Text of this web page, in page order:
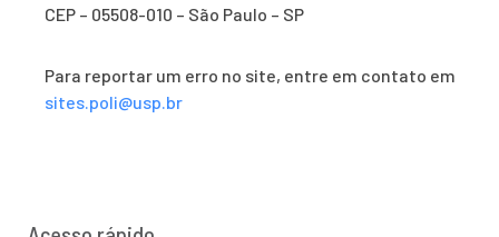
CEP – 05508-010 – São Paulo – SP
Para reportar um erro no site, entre em contato em
sites.poli@usp.br